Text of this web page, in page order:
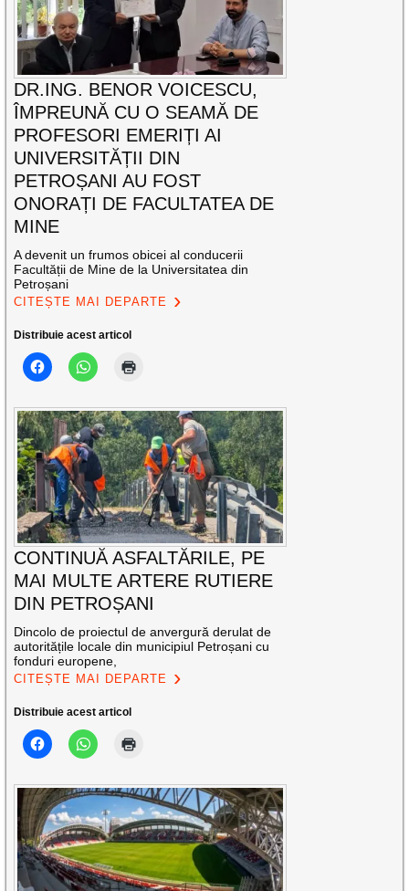
DR.ING. BENOR VOICESCU,
ÎMPREUNĂ CU O SEAMĂ DE
PROFESORI EMERIȚI AI
UNIVERSITĂȚII DIN
PETROȘANI AU FOST
ONORAȚI DE FACULTATEA DE
MINE
A devenit un frumos obicei al conducerii
Facultății de Mine de la Universitatea din
Petroșani
CITEȘTE MAI DEPARTE
Distribuie acest articol
CONTINUĂ ASFALTĂRILE, PE
MAI MULTE ARTERE RUTIERE
DIN PETROȘANI
Dincolo de proiectul de anvergură derulat de
autoritățile locale din municipiul Petroșani cu
fonduri europene,
CITEȘTE MAI DEPARTE
Distribuie acest articol